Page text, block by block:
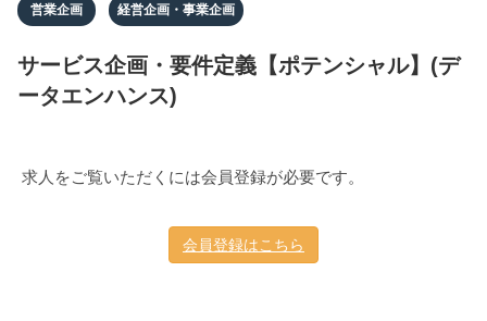
営業企画 経営企画・事業企画
サービス企画・要件定義【ポテンシャル】(デ
ータエンハンス)
求人をご覧いただくには会員登録が必要です。
会員登録はこちら